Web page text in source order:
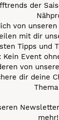
der
von
mit dir
Tipps und
Kein Event
von
dir deine
mehr!